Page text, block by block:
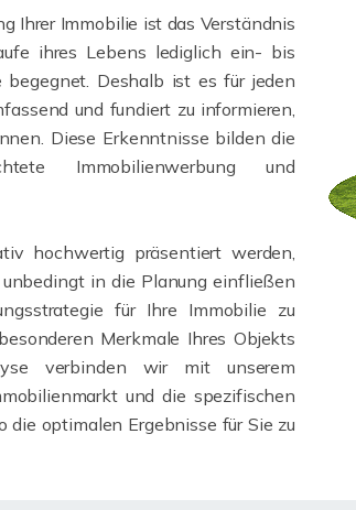
Ihrer Immobilie ist das Verständnis
ihres Lebens lediglich ein- bis
Deshalb ist es für jeden
und fundiert zu informieren,
Diese Erkenntnisse bilden die
Immobilienwerbung und
hochwertig präsentiert werden,
in die Planung einfließen
für Ihre Immobilie zu
Merkmale Ihres Objekts
verbinden wir mit unserem
und die spezifischen
die optimalen Ergebnisse für Sie zu